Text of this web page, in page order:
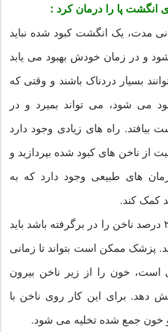
انگشت پا را درمان کرد :
مدت، یک انگشت کبود شده نباید
و در زمان خودش بهبود می یابد
بسیار دردناک باشند و وقتی که
می شود، می تواند بمیرد و در
بیافتد. راه های زیادی وجود دارد
از ناخن های کبود شده بپردازید و
های طبیعی وجود دارد که به
کمک کند.
اگر کبودی بیش از ۲۵ درصد ناخن را در برگرفته باشد باید
پزشک ممکن است بتواند تا زمانی
است، خون را از زیر ناخن بیرون
دهد. برای این کار روی ناخن با
جمع شده تخلیه می شود.